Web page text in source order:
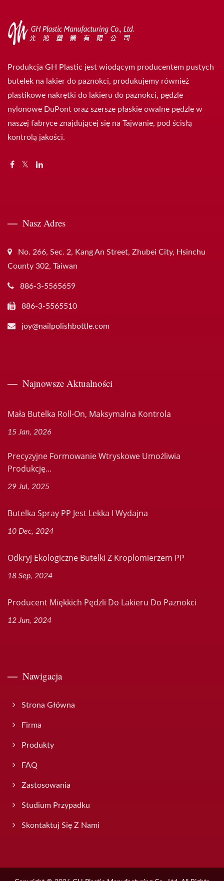
Produkcja GH Plastic jest wiodącym producentem pustych
butelek na lakier do paznokci, produkujemy również
plastikowe nakrętki do lakieru do paznokci, pędzle
nylonowe DuPont oraz szersze płaskie owalne pędzle w
naszej fabryce znajdującej się na Tajwanie, pod ścisłą
kontrolą jakości.
Nasz Adres
No. 266, Sec. 2, Kang An Street, Zhubei City, Hsinchu
County 302, Taiwan
886-3-5565659
886-3-5565510
joy@nailpolishbottle.com
Najnowsze Aktualności
Mała Butelka Roll-On, Maksymalna Kontrola
15 Jan, 2026
Precyzyjne Formowanie Wtryskowe Umożliwia
Produkcję...
29 Jul, 2025
Butelka Spray PP Jest Lekka I Wydajna
10 Dec, 2024
Odkryj Ekologiczne Butelki Z Kroplomierzem PP
18 Sep, 2024
Producent Miękkich Pędzli Do Lakieru Do Paznokci
12 Jun, 2024
Nawigacja
Strona Główna
Firma
Produkty
FAQ
Zastosowania
Studium Przypadku
Skontaktuj Się Z Nami